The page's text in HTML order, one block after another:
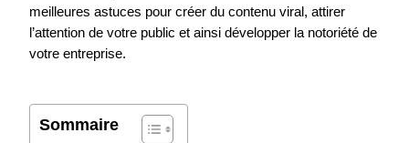
meilleures astuces pour créer du contenu viral, attirer
l’attention de votre public et ainsi développer la notoriété de
votre entreprise.
Sommaire